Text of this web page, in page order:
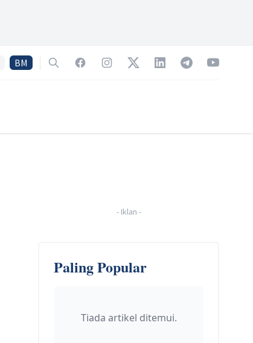
BM SearchFacebookInstagramTwitterLinkedInTelegramYouTube
- Iklan -
Paling Popular
Tiada artikel ditemui.